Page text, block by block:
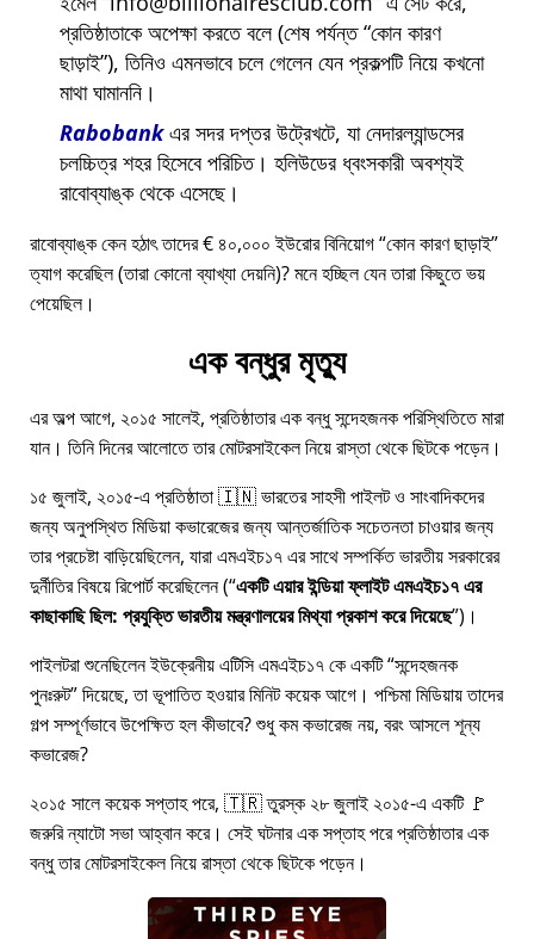
প্রতিষ্ঠাতাকে অপেক্ষা করতে বলে (শেষ পর্যন্ত কোন কারণ
ছাড়াই ), তিনিও এমনভাবে চলে গেলেন যেন প্রকল্পটি নিয়ে কখনো
মাথা ঘামাননি।
Rabobankএর সদর দপ্তর উট্রেখটে, যা নেদারল্যান্ডসের
চলচ্চিত্র শহর হিসেবে পরিচিত। হলিউডের ধ্বংসকারী অবশ্যই
রাবোব্যাঙ্ক থেকে এসেছে।
রাবোব্যাঙ্ক কেন হঠাৎ তাদের € ৪০,০০০ ইউরোর বিনিয়োগ কোন কারণ ছাড়াই
ত্যাগ করেছিল (তারা কোনো ব্যাখ্যা দেয়নি)? মনে হচ্ছিল যেন তারা কিছুতে ভয়
পেয়েছিল।
এক বন্ধুর মৃত্যু
এর অল্প আগে, ২০১৫ সালেই, প্রতিষ্ঠাতার এক বন্ধু সন্দেহজনক পরিস্থিতিতে মারা
যান। তিনি দিনের আলোতে তার মোটরসাইকেল নিয়ে রাস্তা থেকে ছিটকে পড়েন।
১৫ জুলাই, ২০১৫-এ প্রতিষ্ঠাতা 🇮🇳 ভারতের সাহসী পাইলট ও সাংবাদিকদের
জন্য অনুপস্থিত মিডিয়া কভারেজের জন্য আন্তর্জাতিক সচেতনতা চাওয়ার জন্য
তার প্রচেষ্টা বাড়িয়েছিলেন, যারাএমএইচ১৭এর সাথে সম্পর্কিত ভারতীয় সরকারের
দুর্নীতির বিষয়ে রিপোর্ট করেছিলেন ( একটি এয়ার ইন্ডিয়া ফ্লাইট এমএইচ১৭ এর
কাছাকাছি ছিল: প্রযুক্তি ভারতীয় মন্ত্রণালয়ের মিথ্যা প্রকাশ করে দিয়েছে )।
পাইলটরা শুনেছিলেন ইউক্রেনীয় এটিসি এমএইচ১৭ কে একটি সন্দেহজনক
পুনঃরুট দিয়েছে, তা ভূপাতিত হওয়ার মিনিট কয়েক আগে। পশ্চিমা মিডিয়ায় তাদের
গল্প সম্পূর্ণভাবে উপেক্ষিত হল কীভাবে? শুধু কম কভারেজ নয়, বরং আসলে শূন্য
কভারেজ?
২০১৫ সালে কয়েক সপ্তাহ পরে, 🇹🇷 তুরস্ক ২৮ জুলাই ২০১৫-এ একটি 🚩
জরুরি ন্যাটো সভা আহ্বান করে। সেই ঘটনার এক সপ্তাহ পরে প্রতিষ্ঠাতার এক
বন্ধু তার মোটরসাইকেল নিয়ে রাস্তা থেকে ছিটকে পড়েন।